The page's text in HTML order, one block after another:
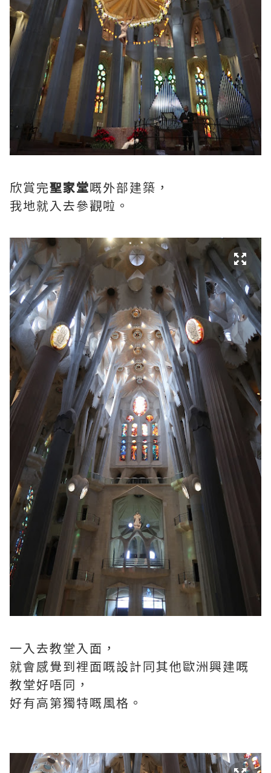
欣賞完聖家堂嘅外部建築，
我地就入去參觀啦。
一入去教堂入面，
就會感覺到裡面嘅設計同其他歐洲興建嘅
教堂好唔同，
好有高第獨特嘅風格。